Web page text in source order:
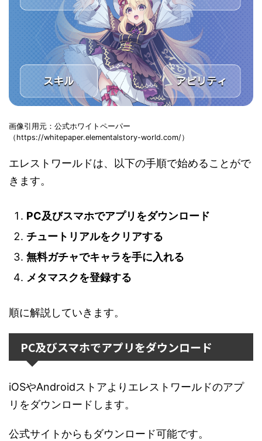
画像引用元：公式ホワイトペーパー
（https://whitepaper.elementalstory-world.com/）
エレストワールドは、以下の手順で始めることがで
きます。
PC及びスマホでアプリをダウンロード
チュートリアルをクリアする
無料ガチャでキャラを手に入れる
メタマスクを登録する
順に解説していきます。
PC及びスマホでアプリをダウンロード
iOSやAndroidストアよりエレストワールドのアプ
リをダウンロードします。
公式サイトからもダウンロード可能です。